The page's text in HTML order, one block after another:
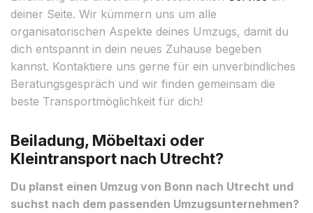
deiner Seite. Wir kümmern uns um alle
organisatorischen Aspekte deines Umzugs, damit du
dich entspannt in dein neues Zuhause begeben
kannst. Kontaktiere uns gerne für ein unverbindliches
Beratungsgespräch und wir finden gemeinsam die
beste Transportmöglichkeit für dich!
Beiladung, Möbeltaxi oder
Kleintransport nach Utrecht?
Du planst einen Umzug von Bonn nach Utrecht und
suchst nach dem passenden Umzugsunternehmen?